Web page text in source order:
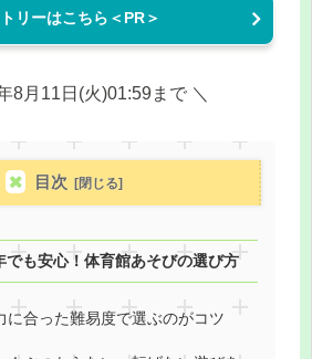
リーはこちら＜PR＞
8月11日(火)01:59まで ＼
目次
でも安心！体育館あそびの選び方
に合った難易度で選ぶのがコツ